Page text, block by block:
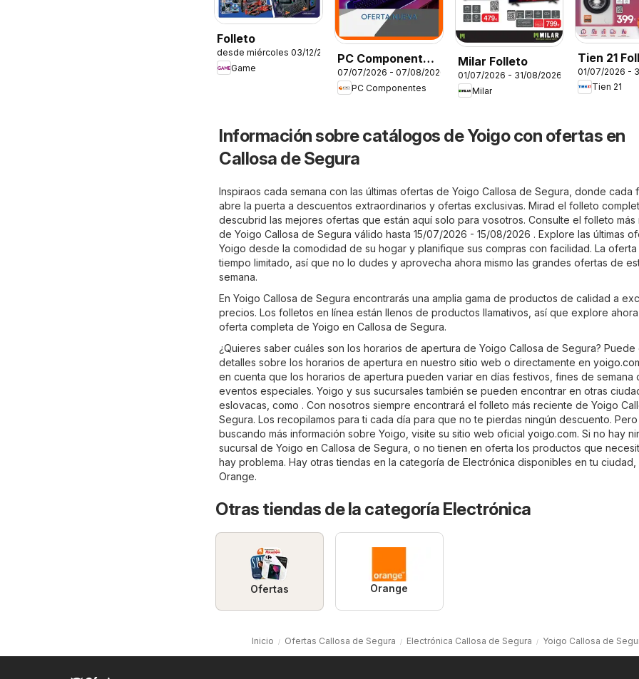
Folleto
desde miércoles 03/12/2025
Game
PC Componentes
Folleto
07/07/2026 - 07/08/2026
PC Componentes
Milar Folleto
01/07/2026 - 31/08/2026
Milar
Tien 21
01/07/2026 -
Tien 21
Información sobre catálogos de Yoigo con ofertas en
Callosa de Segura
Inspiraos cada semana con las últimas ofertas de Yoigo Callosa de Segura, donde cada
abre la puerta a descuentos extraordinarios y ofertas exclusivas. Mirad el folleto
descubrid las mejores ofertas que están aquí solo para vosotros. Consulte el folleto
de Yoigo Callosa de Segura válido hasta 15/07/2026 - 15/08/2026 . Explore las últimas
Yoigo desde la comodidad de su hogar y planifique sus compras con facilidad. La
tiempo limitado, así que no lo dudes y aprovecha ahora mismo las grandes ofertas de
semana.
En Yoigo Callosa de Segura encontrarás una amplia gama de productos de calidad a
precios. Los folletos en línea están llenos de productos llamativos, así que explore
oferta completa de Yoigo en Callosa de Segura.
¿Quieres saber cuáles son los horarios de apertura de Yoigo Callosa de Segura?
detalles sobre los horarios de apertura en nuestro sitio web o directamente en
en cuenta que los horarios de apertura pueden variar en días festivos, fines de semana
eventos especiales. Yoigo y sus sucursales también se pueden encontrar en otras
eslovacas, como . Con nosotros siempre encontrará el folleto más reciente de Yoigo
Segura. Los recopilamos para ti cada día para que no te pierdas ningún descuento.
buscando más información sobre Yoigo, visite su sitio web oficial yoigo.com. Si no hay
sucursal de Yoigo en Callosa de Segura, o no tienen en oferta los productos que
hay problema. Hay otras tiendas en la categoría de Electrónica disponibles en tu ciudad,
Orange.
Otras tiendas de la categoría Electrónica
Ofertas Orange
Inicio Ofertas Callosa de Segura Electrónica Callosa de Segura Yoigo Callosa de